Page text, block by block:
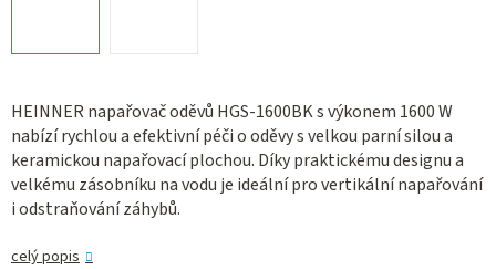
HEINNER napařovač oděvů HGS-1600BK s výkonem 1600 W
nabízí rychlou a efektivní péči o oděvy s velkou parní silou a
keramickou napařovací plochou. Díky praktickému designu a
velkému zásobníku na vodu je ideální pro vertikální napařování
i odstraňování záhybů.
celý popis